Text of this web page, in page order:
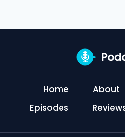
Home About
Episodes